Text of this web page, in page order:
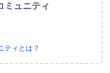
ミュニティ
ティとは？